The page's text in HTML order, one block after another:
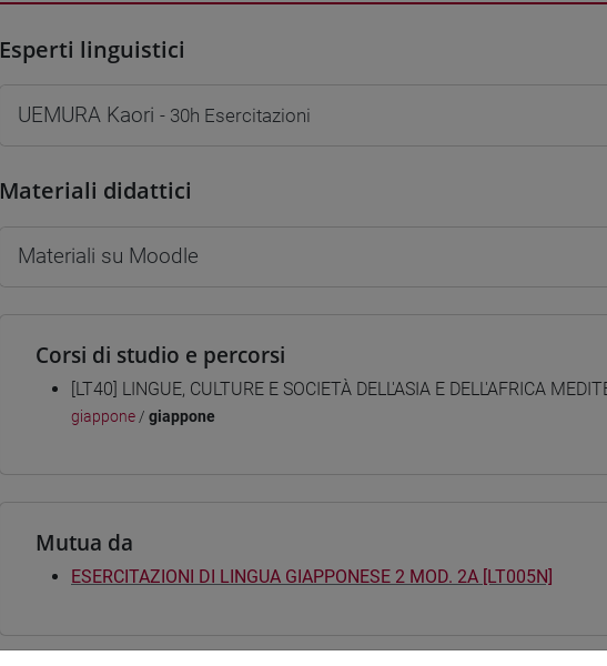
Esperti linguistici
UEMURA Kaori - 30h Esercitazioni
Materiali didattici
Materiali su Moodle
Corsi di studio e percorsi
[LT40] LINGUE, CULTURE E SOCIETÀ DELL'ASIA E DELL'AFRICA
giappone / giappone
Mutua da
ESERCITAZIONI DI LINGUA GIAPPONESE 2 MOD. 2A [LT005N]